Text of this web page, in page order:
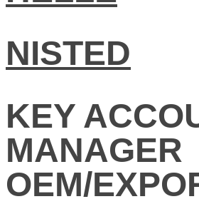
NISTED
KEY
MANAGER
OEM/